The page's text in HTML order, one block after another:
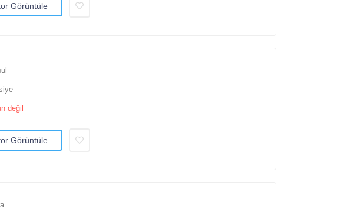
Görüntüle
değil
Görüntüle